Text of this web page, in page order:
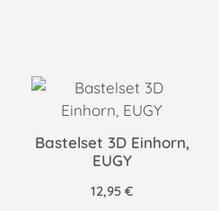
Bastelset 3D Einhorn,
EUGY
12,95€